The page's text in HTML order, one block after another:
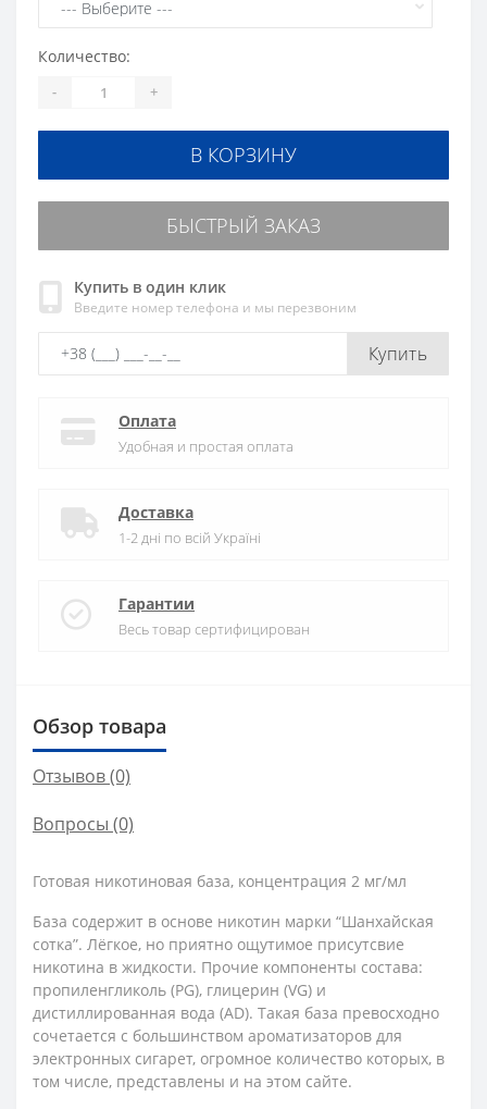
Количество:
- +
В КОРЗИНУ
БЫСТРЫЙ ЗАКАЗ
Купить в один клик
Введите номер телефона и мы перезвоним
Купить
Оплата
Удобная и простая оплата
Доставка
1-2 дні по всій Україні
Гарантии
Весь товар сертифицирован
Обзор товара
Отзывов (0)
Вопросы (0)
Готовая никотиновая база, концентрация 2 мг/мл
База содержит в основе никотин марки “Шанхайская
сотка”. Лёгкое, но приятно ощутимое присутсвие
никотина в жидкости. Прочие компоненты состава:
пропиленгликоль (PG), глицерин (VG) и
дистиллированная вода (AD). Такая база превосходно
сочетается с большинством ароматизаторов для
электронных сигарет, огромное количество которых, в
том числе, представлены и на этом сайте.